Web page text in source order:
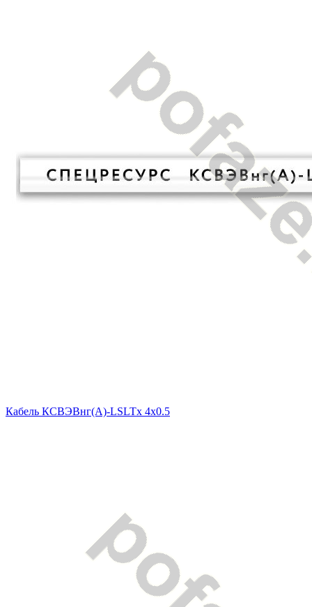
Кабель КСВЭВнг(A)-LSLTx 4х0.5